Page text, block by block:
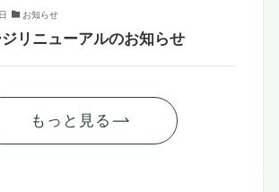
お知らせ
リニューアルのお知らせ
もっと見る